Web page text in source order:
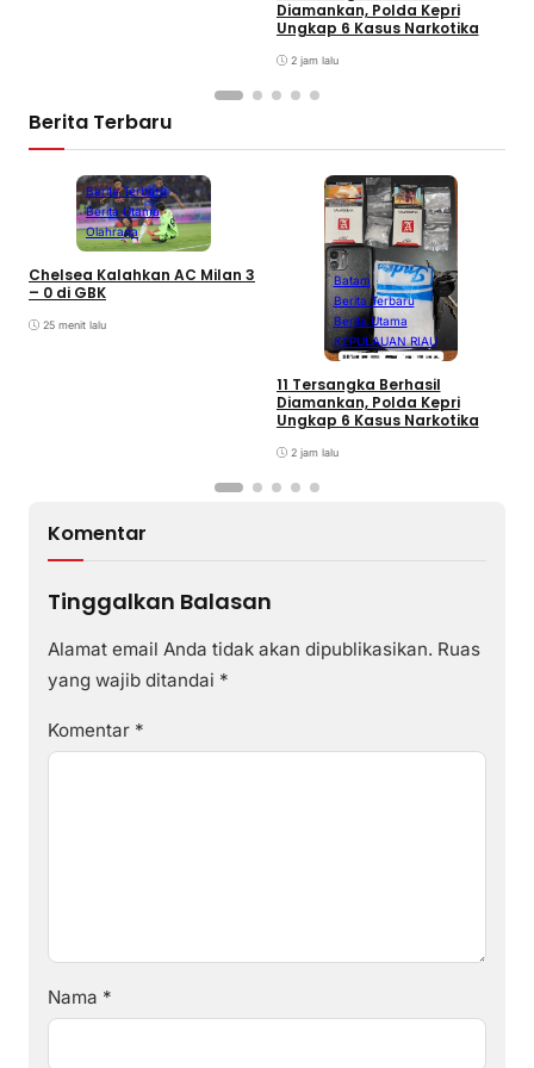
Diamankan, Polda Kepri
Ungkap 6 Kasus Narkotika
2 jam lalu
Berita Terbaru
Berita Terbaru
Berita Utama
Olahraga
Chelsea Kalahkan AC Milan 3
– 0 di GBK
25 menit lalu
Batam
Berita Terbaru
Berita Utama
KEPULAUAN RIAU
11 Tersangka Berhasil
Diamankan, Polda Kepri
Ungkap 6 Kasus Narkotika
2 jam lalu
Komentar
Tinggalkan Balasan
Alamat email Anda tidak akan dipublikasikan. Ruas
yang wajib ditandai *
Komentar *
Nama *